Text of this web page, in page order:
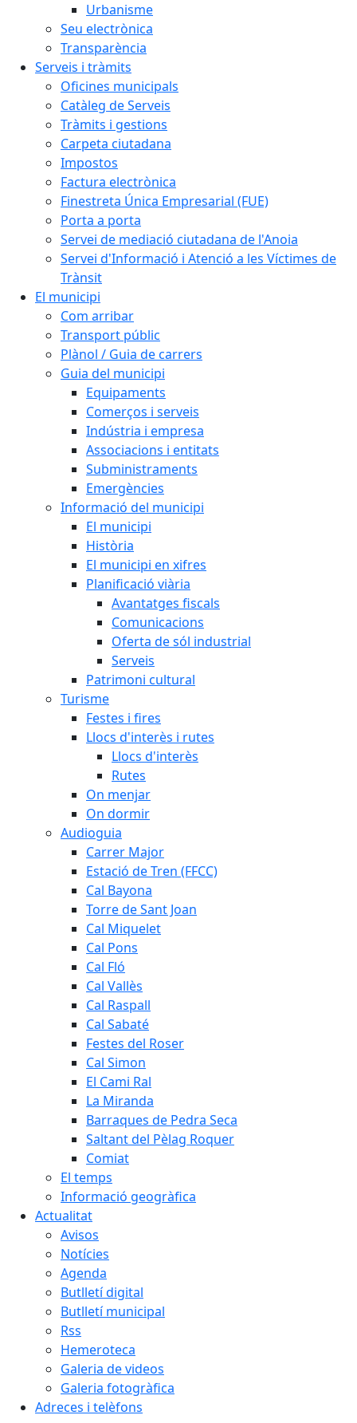
Urbanisme
Seu electrònica
Transparència
Serveis i tràmits
Oficines municipals
Catàleg de Serveis
Tràmits i gestions
Carpeta ciutadana
Impostos
Factura electrònica
Finestreta Única Empresarial (FUE)
Porta a porta
Servei de mediació ciutadana de l'Anoia
Servei d'Informació i Atenció a les Víctimes de
Trànsit
El municipi
Com arribar
Transport públic
Plànol / Guia de carrers
Guia del municipi
Equipaments
Comerços i serveis
Indústria i empresa
Associacions i entitats
Subministraments
Emergències
Informació del municipi
El municipi
Història
El municipi en xifres
Planificació viària
Avantatges fiscals
Comunicacions
Oferta de sól industrial
Serveis
Patrimoni cultural
Turisme
Festes i fires
Llocs d'interès i rutes
Llocs d'interès
Rutes
On menjar
On dormir
Audioguia
Carrer Major
Estació de Tren (FFCC)
Cal Bayona
Torre de Sant Joan
Cal Miquelet
Cal Pons
Cal Fló
Cal Vallès
Cal Raspall
Cal Sabaté
Festes del Roser
Cal Simon
El Cami Ral
La Miranda
Barraques de Pedra Seca
Saltant del Pèlag Roquer
Comiat
El temps
Informació geogràfica
Actualitat
Avisos
Notícies
Agenda
Butlletí digital
Butlletí municipal
Rss
Hemeroteca
Galeria de videos
Galeria fotogràfica
Adreces i telèfons